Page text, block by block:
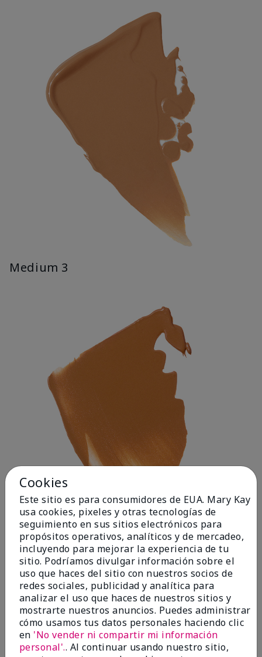
Medium 3
Deep 1
Cookies
Este sitio es para consumidores de EUA. Mary Kay
usa cookies, pixeles y otras tecnologías de
seguimiento en sus sitios electrónicos para
propósitos operativos, analíticos y de mercadeo,
incluyendo para mejorar la experiencia de tu
sitio. Podríamos divulgar información sobre el
uso que haces del sitio con nuestros socios de
redes sociales, publicidad y analítica para
analizar el uso que haces de nuestros sitios y
mostrarte nuestros anuncios. Puedes administrar
cómo usamos tus datos personales haciendo clic
en 'No vender ni compartir mi información
personal'.. Al continuar usando nuestro sitio,